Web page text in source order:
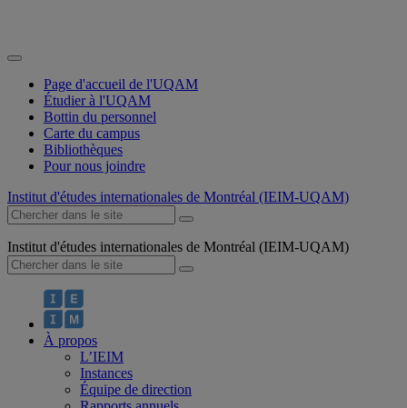
Page d'accueil de l'UQAM
Étudier à l'UQAM
Bottin du personnel
Carte du campus
Bibliothèques
Pour nous joindre
Institut d'études internationales de Montréal (IEIM-UQAM)
Institut d'études internationales de Montréal (IEIM-UQAM)
À propos
L’IEIM
Instances
Équipe de direction